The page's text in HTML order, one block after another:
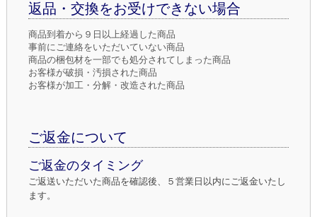
返品・交換をお受けできない場合
商品到着から９日以上経過した商品
事前にご連絡をいただいていない商品
商品の梱包材を一部でも処分されてしまった商品
お客様が破損・汚損された商品
お客様が加工・分解・改造された商品
ご返金について
ご返金のタイミング
ご返送いただいた商品を確認後、５営業日以内にご返金いたし
ます。